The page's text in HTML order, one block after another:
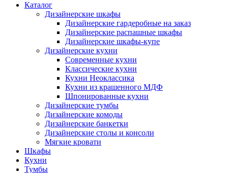
Каталог
Дизайнерские шкафы
Дизайнерские гардеробные на заказ
Дизайнерские распашные шкафы
Дизайнерские шкафы-купе
Дизайнерские кухни
Современные кухни
Классические кухни
Кухни Неоклассика
Кухни из крашенного МДФ
Шпонированные кухни
Дизайнерские тумбы
Дизайнерские комоды
Дизайнерские банкетки
Дизайнерские столы и консоли
Мягкие кровати
Шкафы
Кухни
Тумбы